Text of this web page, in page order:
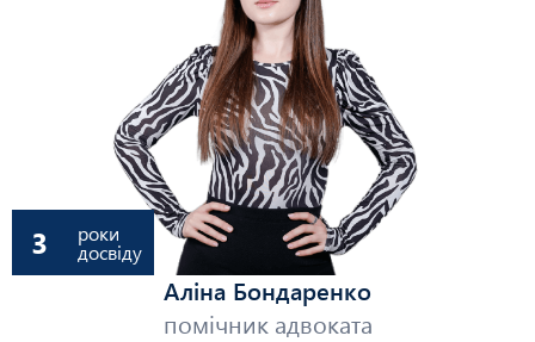
3 роки
досвіду
Аліна Бондаренко
помічник адвоката